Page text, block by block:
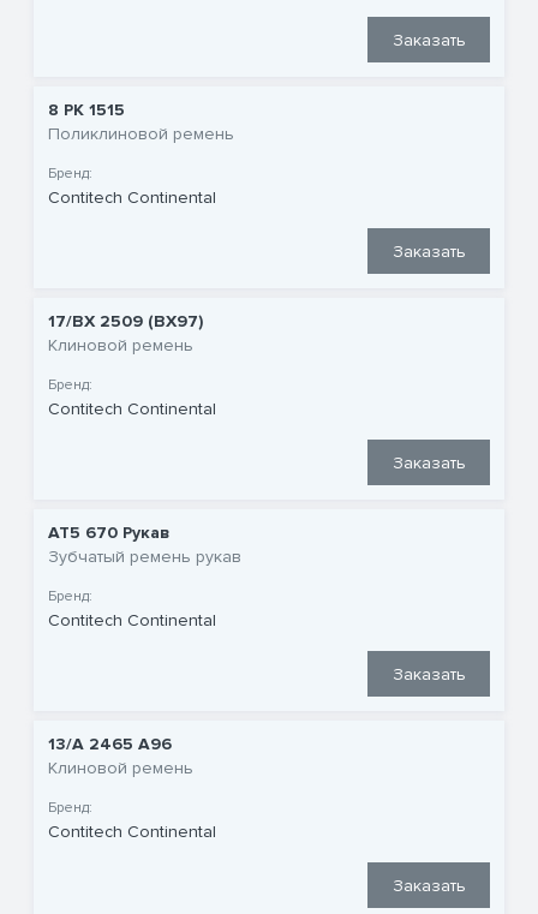
Заказать
8 PK 1515
Поликлиновой ремень
Бренд:
Contitech Continental
Заказать
17/BX 2509 (BX97)
Клиновой ремень
Бренд:
Contitech Continental
Заказать
AT5 670 Рукав
Зубчатый ремень рукав
Бренд:
Contitech Continental
Заказать
13/A 2465 A96
Клиновой ремень
Бренд:
Contitech Continental
Заказать